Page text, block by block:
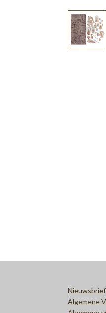
Nieuwsbrief
Algemene